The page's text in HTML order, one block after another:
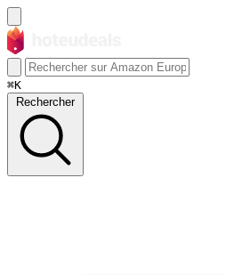
⌘K
Rechercher